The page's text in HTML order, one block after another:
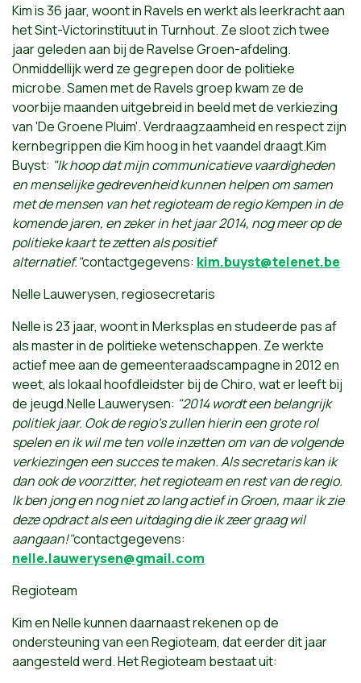
Kim is 36 jaar, woont in Ravels en werkt als leerkracht aan
het Sint-Victorinstituut in Turnhout. Ze sloot zich twee
jaar geleden aan bij de Ravelse Groen-afdeling.
Onmiddellijk werd ze gegrepen door de politieke
microbe. Samen met de Ravels groep kwam ze de
voorbije maanden uitgebreid in beeld met de verkiezing
van 'De Groene Pluim'. Verdraagzaamheid en respect zijn
kernbegrippen die Kim hoog in het vaandel draagt.Kim
Buyst: "Ik hoop dat mijn communicatieve vaardigheden
en menselijke gedrevenheid kunnen helpen om samen
met de mensen van het regioteam de regio Kempen in de
komende jaren, en zeker in het jaar 2014, nog meer op de
politieke kaart te zetten als positief
alternatief."contactgegevens: kim.buyst@telenet.be
Nelle Lauwerysen, regiosecretaris
Nelle is 23 jaar, woont in Merksplas en studeerde pas af
als master in de politieke wetenschappen. Ze werkte
actief mee aan de gemeenteraadscampagne in 2012 en
weet, als lokaal hoofdleidster bij de Chiro, wat er leeft bij
de jeugd.Nelle Lauwerysen: "2014 wordt een belangrijk
politiek jaar. Ook de regio's zullen hierin een grote rol
spelen en ik wil me ten volle inzetten om van de volgende
verkiezingen een succes te maken. Als secretaris kan ik
dan ook de voorzitter, het regioteam en rest van de regio.
Ik ben jong en nog niet zo lang actief in Groen, maar ik zie
deze opdract als een uitdaging die ik zeer graag wil
aangaan!"contactgegevens:
nelle.lauwerysen@gmail.com
Regioteam
Kim en Nelle kunnen daarnaast rekenen op de
ondersteuning van een Regioteam, dat eerder dit jaar
aangesteld werd. Het Regioteam bestaat uit: